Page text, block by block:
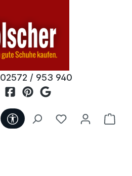
02572 / 953 940
Werkzeugleiste anzeigen
Du hast 0